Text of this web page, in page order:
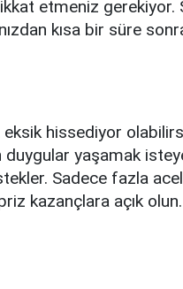
etmeniz gerekiyor.
kısa bir süre
hissediyor
yaşamak
Sadece fazla
kazançlara açık olun.